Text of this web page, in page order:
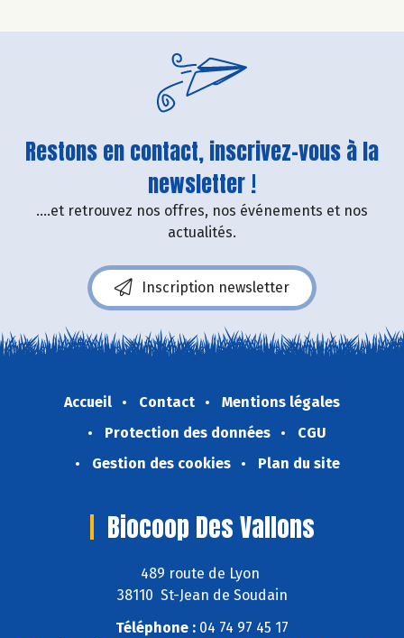
Restons en contact, inscrivez-vous à la
newsletter !
....et retrouvez nos offres, nos événements et nos
actualités.
Inscription newsletter
Accueil Contact
Mentions légales
Protection des données
CGU
Gestion des cookies
Plan du site
Biocoop Des Vallons
489 route de Lyon
38110 St-Jean de Soudain
Téléphone : 04 74 97 45 17